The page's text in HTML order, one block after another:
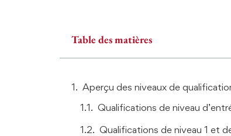
Table des matières
Aperçu des niveaux de
Qualifications de niveau
Qualifications de niveau 1 et